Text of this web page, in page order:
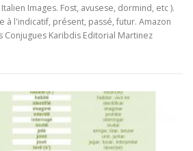
Images. Fost, avusese, dormind, etc ).
à l'indicatif, présent, passé, futur. Amazon
Conjugues Karibdis Editorial Martinez